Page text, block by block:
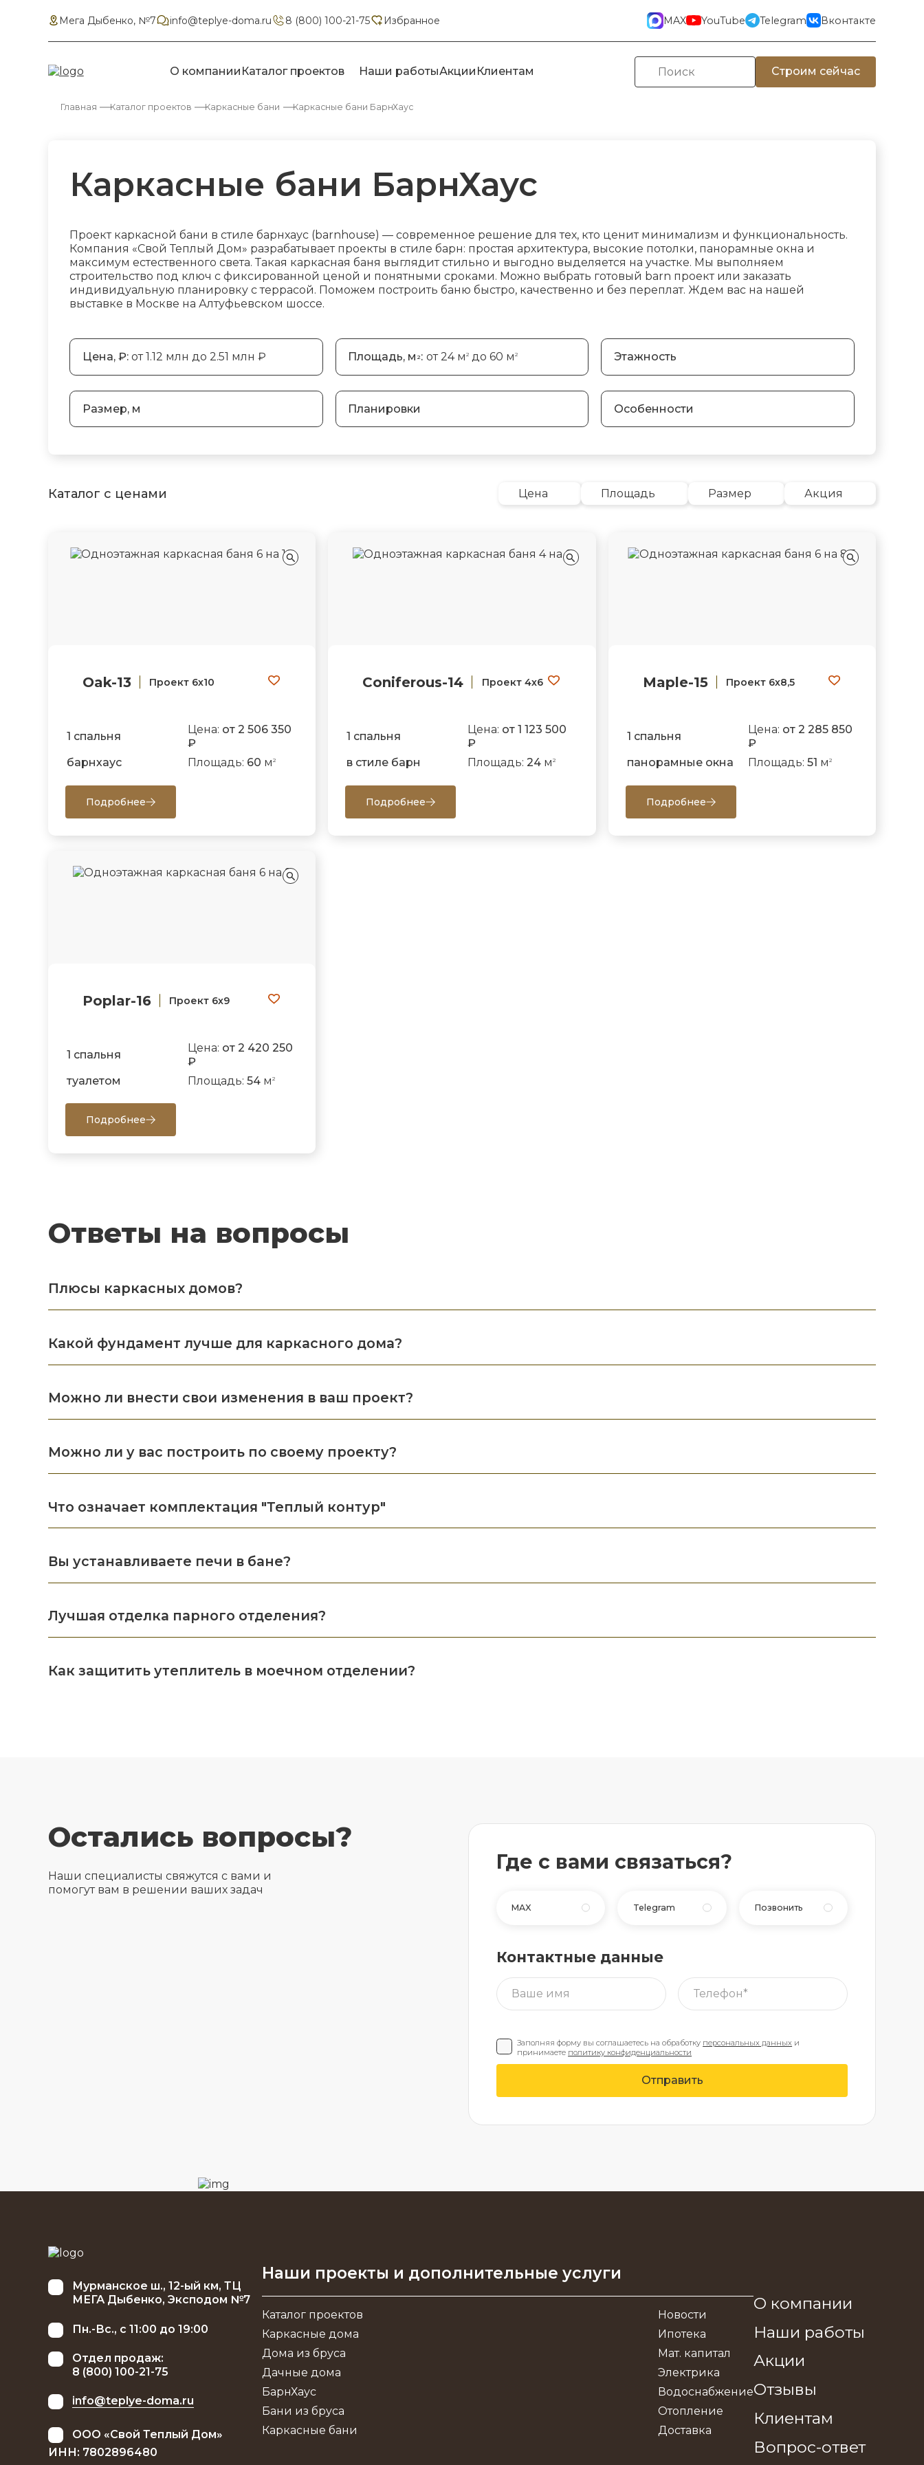
Мега Дыбенко, №7 info@teplye-doma.ru 8 (800) 100-21-75 Избранное MAX YouTube Telegram Вконтакте
О компании Каталог проектов Наши работыАкции Клиентам Строим сейчас
Главная Каталог проектов Каркасные бани Каркасные бани БарнХаус
Каркасные бани БарнХаус
Проект каркасной бани в стиле барнхаус (barnhouse) — современное решение для тех, кто ценит минимализм и функциональность.
Компания «Свой Теплый Дом» разрабатывает проекты в стиле барн: простая архитектура, высокие потолки, панорамные окна и
максимум естественного света. Такая каркасная баня выглядит стильно и выгодно выделяется на участке. Мы выполняем
строительство под ключ с фиксированной ценой и понятными сроками. Можно выбрать готовый barn проект или заказать
индивидуальную планировку с террасой. Поможем построить баню быстро, качественно и без переплат. Ждем вас на нашей
выставке в Москве на Алтуфьевском шоссе.
Цена, ₽: от 1.12 млн до 2.51 млн ₽ Площадь, м 2 : от 24 м2 до 60 м2 Этажность
Размер, м Планировки Особенности
Каталог с ценами Цена Площадь Размер Акция
Oak-13 Проект 6х10
1 спальня
Цена: от 2 506 350
₽
барнхаус
Площадь: 60 м 2
Подробнее
Coniferous-14 Проект 4х6
1 спальня
Цена: от 1 123 500
₽
в стиле барн
Площадь:24 м2
Подробнее
Maple-15 Проект 6х8,5
1 спальня
Цена: от 2 285 850
₽
панорамные окна
Площадь: 51 м 2
Подробнее
Poplar-16 Проект 6х9
1 спальня
Цена: от 2 420 250
₽
туалетом
Площадь: 54м 2
Подробнее
Ответы на вопросы
Плюсы каркасных домов?
Какой фундамент лучше для каркасного дома?
Можно ли внести свои изменения в ваш проект?
Можно ли у вас построить по своему проекту?
Что означает комплектация "Теплый контур"
Вы устанавливаете печи в бане?
Лучшая отделка парного отделения?
Как защитить утеплитель в моечном отделении?
Остались вопросы?
Наши специалисты свяжутся с вами и
помогут вам в решении ваших задач
Где с вами связаться?
MAX Telegram Позвонить
Контактные данные
Заполняя форму вы соглашаетесь на обработку персональных данных и
принимаете политику конфиденциальности
Отправить
Мурманское ш., 12-ый км, ТЦ
МЕГА Дыбенко, Эксподом №7
Пн.-Вс., с 11:00 до 19:00
Отдел продаж:
8 (800) 100-21-75
info@teplye-doma.ru
ООО «Свой Теплый Дом»
ИНН: 7802896480
Наши проекты и дополнительные услуги
Каталог проектов
Каркасные дома
Дома из бруса
Дачные дома
БарнХаус
Бани из бруса
Каркасные бани
Новости
Ипотека
Мат. капитал
Электрика
Водоснабжение
Отопление
Доставка
О компании
Наши работы
Акции
Отзывы
Клиентам
Вопрос-ответ